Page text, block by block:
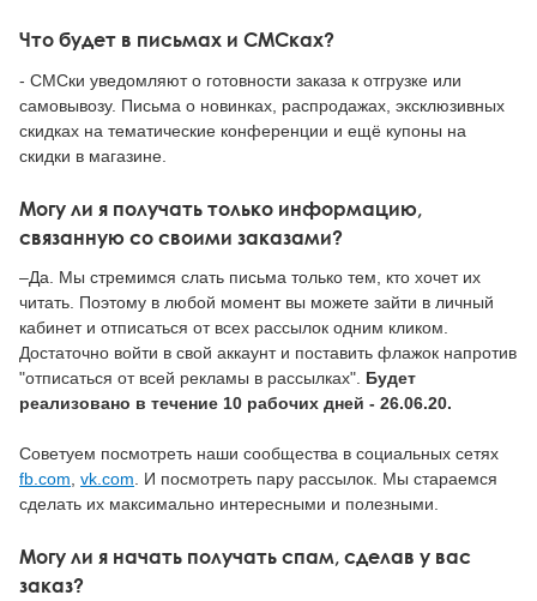
Что будет в письмах и СМСках?
- СМСки уведомляют о готовности заказа к отгрузке или
самовывозу. Письма о новинках, распродажах, эксклюзивных
скидках на тематические конференции и ещё купоны на
скидки в магазине.
Могу ли я получать только информацию,
связанную со своими заказами?
–Да. Мы стремимся слать письма только тем, кто хочет их
читать. Поэтому в любой момент вы можете зайти в личный
кабинет и отписаться от всех рассылок одним кликом.
Достаточно войти в свой аккаунт и поставить флажок напротив
"отписаться от всей рекламы в рассылках". Будет
реализовано в течение 10 рабочих дней - 26.06.20.
Советуем посмотреть наши сообщества в социальных сетях
fb.com vk.com . И посмотреть пару рассылок. Мы стараемся
сделать их максимально интересными и полезными.
Могу ли я начать получать спам, сделав у вас
заказ?